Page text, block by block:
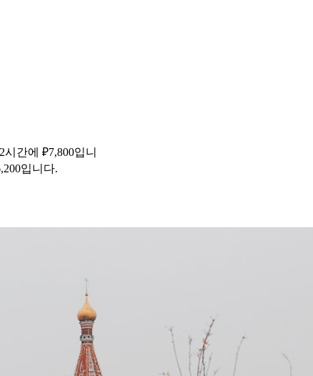
간에 ₽7,800입니
입니다.